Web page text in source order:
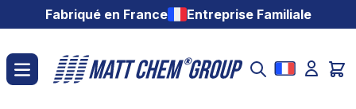
Aller au contenuFabriqué en France Entreprise Familiale